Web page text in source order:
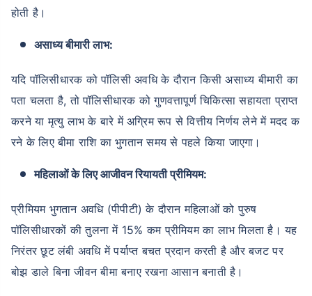
होती है।
असाध्य बीमारी लाभ:
यदि पॉलिसीधारक को पॉलिसी अवधि के दौरान किसी असाध्य बीमारी का
पता चलता है, तो पॉलिसीधारक को गुणवत्तापूर्ण चिकित्सा सहायता प्राप्त
करने या मृत्यु लाभ के बारे में अग्रिम रूप से वित्तीय निर्णय लेने में मदद क
रने के लिए बीमा राशि का भुगतान समय से पहले किया जाएगा।
महिलाओं के लिए आजीवन रियायती प्रीमियम:
प्रीमियम भुगतान अवधि (पीपीटी) के दौरान महिलाओं को पुरुष
पॉलिसीधारकों की तुलना में 15% कम प्रीमियम का लाभ मिलता है। यह
निरंतर छूट लंबी अवधि में पर्याप्त बचत प्रदान करती है और बजट पर
बोझ डाले बिना जीवन बीमा बनाए रखना आसान बनाती है।